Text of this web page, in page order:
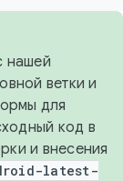
нашей
ветки и
для
код в
и внесения
latest-